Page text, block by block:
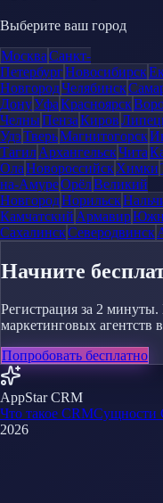
Выберите ваш город
МоскваСанкт-
ПетербургНовосибирск
НовгородЧелябинск
ДонуУфаКрасноярск
ЧелныПензаКиров
УдэТверьМагнитогорск
ТагилАрхангельскЧита
ОлаНовороссийскХимки
на-АмуреОрёлВеликий
НовгородНорильск
Камчатский Армавир
СахалинскСеверодвинск
Начните
Регистрация за 2
маркетинговых агентств
Попробовать бесплатно
AppStar CRM
Что такое CRMСущности
2026